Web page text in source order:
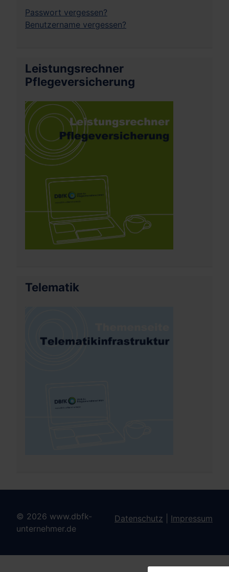
Passwort vergessen?
Benutzername vergessen?
Leistungsrechner
Pflegeversicherung
Telematik
© 2026 www.dbfk-
unternehmer.de
Datenschutz Impressum